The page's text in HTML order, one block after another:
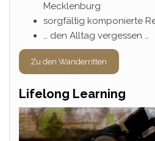
Mecklenburg
sorgfältig komponierte
… den Alltag vergessen …
Zu den Wanderritten
Lifelong Learning